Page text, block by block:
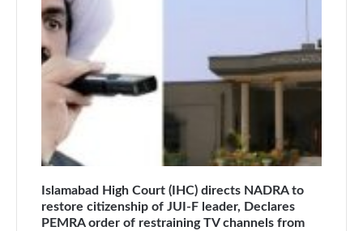
Islamabad High Court (IHC) directs NADRA to
restore citizenship of JUI-F leader, Declares
PEMRA order of restraining TV channels from